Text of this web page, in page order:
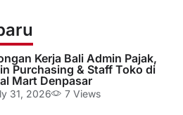
Kerja Bali Admin Pajak,
Purchasing & Staff Toko di
Mart Denpasar
31, 2026 7 Views